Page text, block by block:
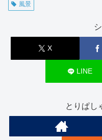
風景
X
LINE
とりぱし